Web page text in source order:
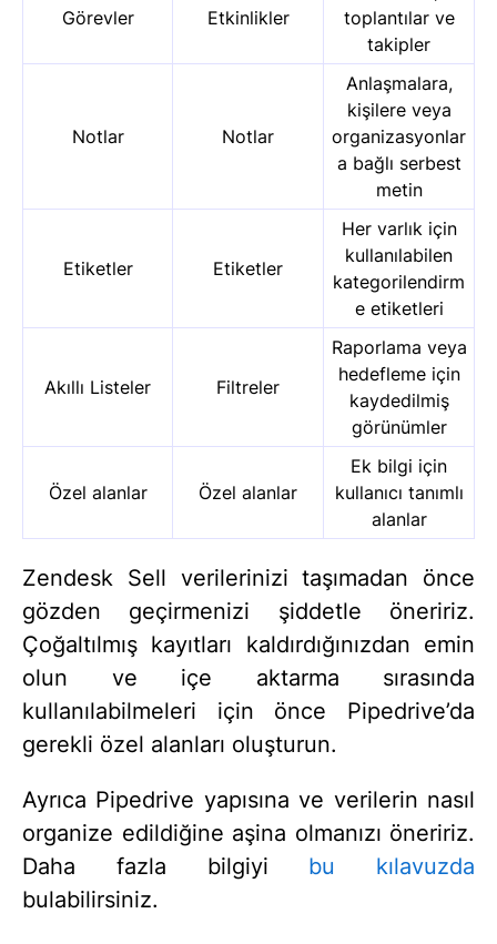
Görevler Etkinlikler
toplantılar ve
takipler
Notlar Notlar
Anlaşmalara,
kişilere veya
organizasyonlar
a bağlı serbest
metin
Etiketler Etiketler
Her varlık için
kullanılabilen
kategorilendirm
e etiketleri
Akıllı Listeler Filtreler
Raporlama veya
hedefleme için
kaydedilmiş
görünümler
Özel alanlar Özel alanlar
Ek bilgi için
kullanıcı tanımlı
alanlar
Zendesk Sell verilerinizi taşımadan önce
gözden geçirmenizi şiddetle öneririz.
Çoğaltılmış kayıtları kaldırdığınızdan emin
olun ve içe aktarma sırasında
kullanılabilmeleri için önce Pipedrive’da
gerekli özel alanları oluşturun.
Ayrıca Pipedrive yapısına ve verilerin nasıl
organize edildiğine aşina olmanızı öneririz.
Daha fazla bilgiyi bu kılavuzda
bulabilirsiniz.